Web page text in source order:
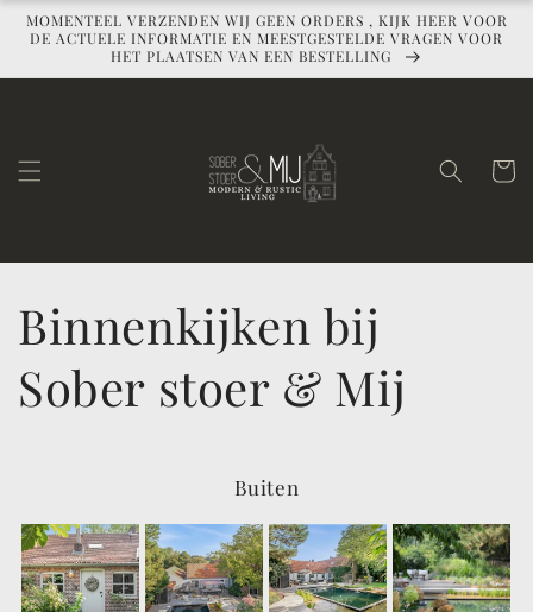
Ohita ja
siirry
sisältöön
MOMENTEEL VERZENDEN WIJ GEEN ORDERS , KIJK HEER VOOR
DE ACTUELE INFORMATIE EN MEESTGESTELDE VRAGEN VOOR
HET PLAATSEN VAN EEN BESTELLING
Binnenkijken bij
Sober stoer & Mij
Buiten